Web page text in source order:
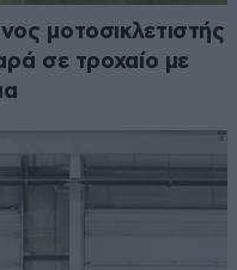
μοτοσικλετιστής
σε τροχαίο με